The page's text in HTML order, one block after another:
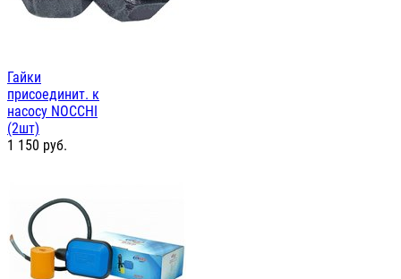
Гайки
присоединит. к
насосу NOCCHI
(2шт)
1 150 руб.